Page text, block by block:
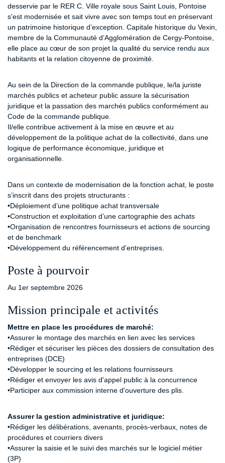
desservie par le RER C. Ville royale sous Saint Louis, Pontoise
s'est modernisée et sait vivre avec son temps tout en préservant
un patrimoine historique d’exception. Capitale historique du Vexin,
membre de la Communauté d’Agglomération de Cergy-Pontoise,
elle place au cœur de son projet la qualité du service rendu aux
habitants et la relation citoyenne de proximité.
Au sein de la Direction de la commande publique, le/la juriste
marchés publics et acheteur public assure la sécurisation
juridique et la passation des marchés publics conformément au
Code de la commande publique.
Il/elle contribue activement à la mise en œuvre et au
développement de la politique achat de la collectivité, dans une
logique de performance économique, juridique et
organisationnelle.
Dans un contexte de modernisation de la fonction achat, le poste
s’inscrit dans des projets structurants :
•Déploiement d’une politique achat transversale
•Construction et exploitation d’une cartographie des achats
•Organisation de rencontres fournisseurs et actions de sourcing
et de benchmark
•Développement du référencement d’entreprises.
Poste à pourvoir
Au 1er septembre 2026
Mission principale et activités
Mettre en place les procédures de marché:
•Assurer le montage des marchés en lien avec les services
•Rédiger et sécuriser les pièces des dossiers de consultation des
entreprises (DCE)
•Développer le sourcing et les relations fournisseurs
•Rédiger et envoyer les avis d'appel public à la concurrence
•Participer aux commission interne d'ouverture des plis.
Assurer la gestion administrative et juridique:
•Rédiger les délibérations, avenants, procès-verbaux, notes de
procédures et courriers divers
•Assurer la saisie et le suivi des marchés sur le logiciel métier
(3P)